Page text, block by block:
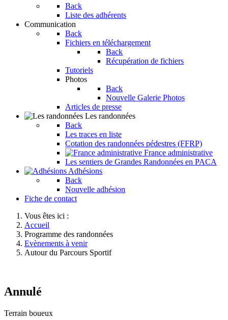
Back
Liste des adhérents
Communication
Back
Fichiers en téléchargement
Back
Récupération de fichiers
Tutoriels
Photos
Back
Nouvelle Galerie Photos
Articles de presse
Les randonnées
Back
Les traces en liste
Cotation des randonnées pédestres (FFRP)
France administrative
Les sentiers de Grandes Randonnées en PACA
Adhésions
Back
Nouvelle adhésion
Fiche de contact
Vous êtes ici :
Accueil
Programme des randonnées
Evènements à venir
Autour du Parcours Sportif
Annulé
Terrain boueux